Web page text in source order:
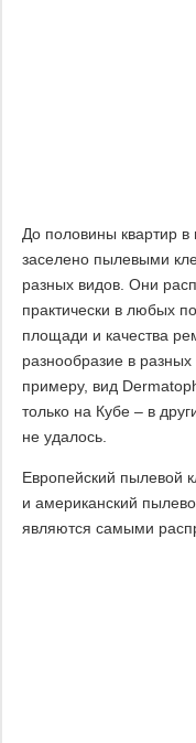
До половины квартир
заселено пылевыми
разных видов. Они
практически в любых
площади и качества
разнообразие в
примеру, вид
только на Кубе – в
не удалось.
Европейский пылевой
и американский
являются самыми